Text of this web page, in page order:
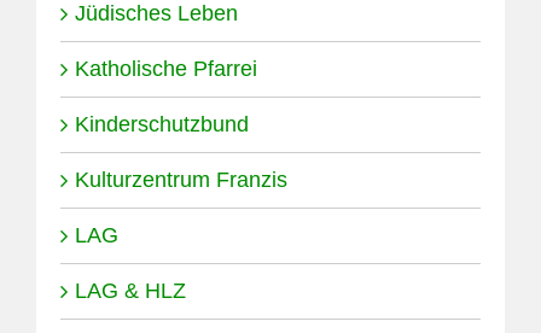
Jüdisches Leben
Katholische Pfarrei
Kinderschutzbund
Kulturzentrum Franzis
LAG
LAG & HLZ